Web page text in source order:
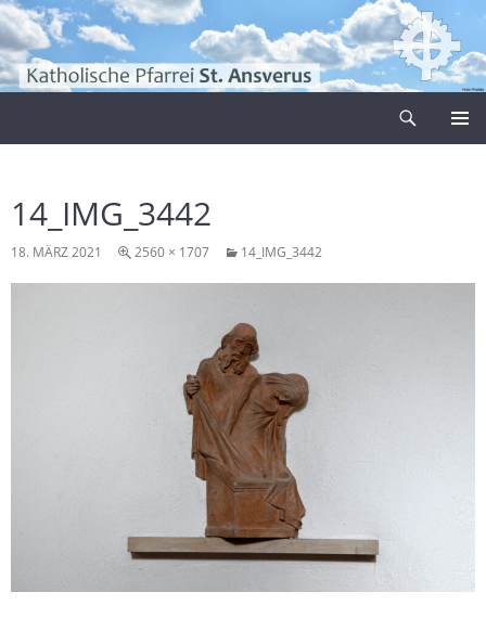
Zum
Inhalt
springen
14_IMG_3442
18. MÄRZ 2021 2560 × 1707 14_IMG_3442